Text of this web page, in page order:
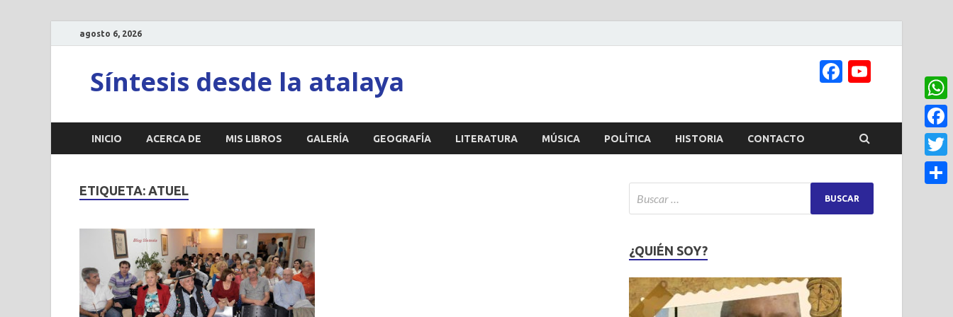
agosto 6, 2026
Síntesis desde la atalaya Facebook
Channel
INICIO ACERCA DE MIS LIBROS GALERÍA GEOGRAFÍA LITERATURA MÚSICA POLÍTICA HISTORIA CONTACTO
ETIQUETA: ATUEL
¿QUIÉN SOY?